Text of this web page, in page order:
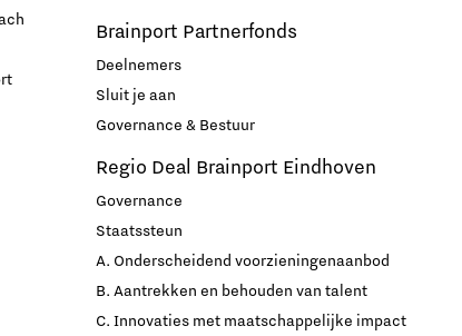
Innovatiecampussen in
Brainport
Campus
Save the date! 18 november congres GGO
Onderwijs nieuws
Onderwijs evenementen
Brainport Partnerfonds
Deelnemers
Sluit je aan
Governance & Bestuur
Regio Deal Brainport Eindhoven
Governance
Staatssteun
A. Onderscheidend voorzieningenaanbod
B. Aantrekken en behouden van talent
C. Innovaties met maatschappelijke impact